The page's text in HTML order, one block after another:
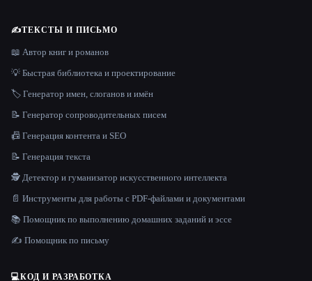
✍️ТЕКСТЫ И ПИСЬМО
📖 Автор книг и романов
💡 Быстрая библиотека и проектирование
🏷️ Генератор имен, слоганов и имён
📝 Генератор сопроводительных писем
📠 Генерация контента и SEO
📝 Генерация текста
🕵️ Детектор и гуманизатор искусственного интеллекта
📄 Инструменты для работы с PDF-файлами и документами
📚 Помощник по выполнению домашних заданий и эссе
✍️ Помощник по письму
💻КОД И РАЗРАБОТКА